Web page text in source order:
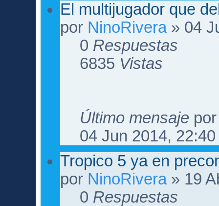
El multijugador que
por NinoRivera» 04
0 Respuestas
6835 Vistas
Último mensaje
04 Jun 2014, 22:40
Tropico 5 ya en
por NinoRivera» 19
0 Respuestas